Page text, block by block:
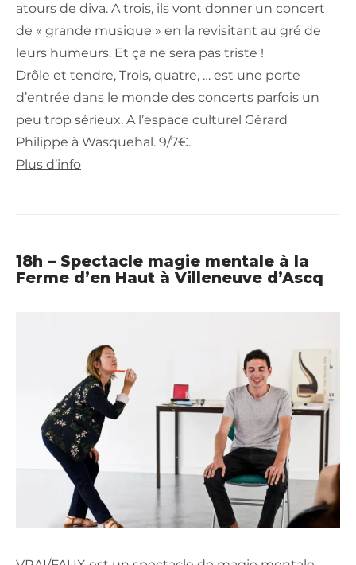
atours de diva. A trois, ils vont donner un concert
de « grande musique » en la revisitant au gré de
leurs humeurs. Et ça ne sera pas triste !
Drôle et tendre, Trois, quatre, … est une porte
d’entrée dans le monde des concerts parfois un
peu trop sérieux. A l’espace culturel Gérard
Philippe à Wasquehal. 9/7€.
Plus d’info
18h – Spectacle magie mentale à la
Ferme d’en Haut à Villeneuve d’Ascq